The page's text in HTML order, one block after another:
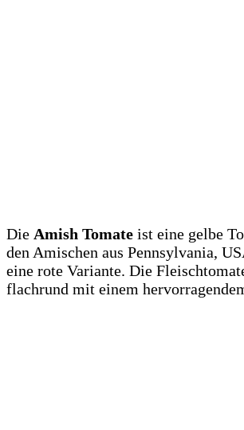
Die Amish Tomate ist eine gelbe
den Amischen aus Pennsylvania,
eine rote Variante. Die
flachrund mit einem